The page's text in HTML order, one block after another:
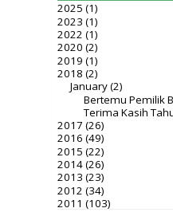
2025 (1)
2023 (1)
2022 (1)
2020 (2)
2019 (1)
2018 (2)
January(2)
Bertemu Pemilik
Terima Kasih
2017 (26)
2016 (49)
2015 (22)
2014(26)
2013 (23)
2012 (34)
2011 (103)